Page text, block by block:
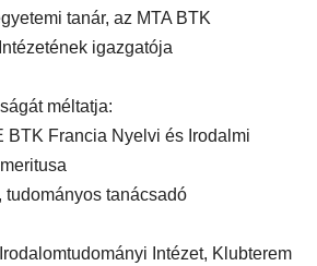
tanár, az MTA BTK
igazgatója
méltatja:
BTK Francia Nyelvi és Irodalmi
tudományos tanácsadó
Intézet, Klubterem